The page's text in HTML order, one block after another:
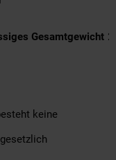
Gesamtgewicht
keine